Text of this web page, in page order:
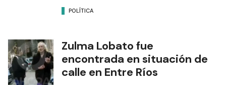
POLÍTICA
Zulma Lobato fue
encontrada en situación de
calle en Entre Ríos